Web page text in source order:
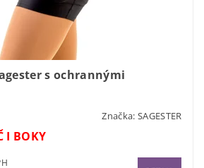
s ochrannými
Značka: SAGESTER
I BOKY